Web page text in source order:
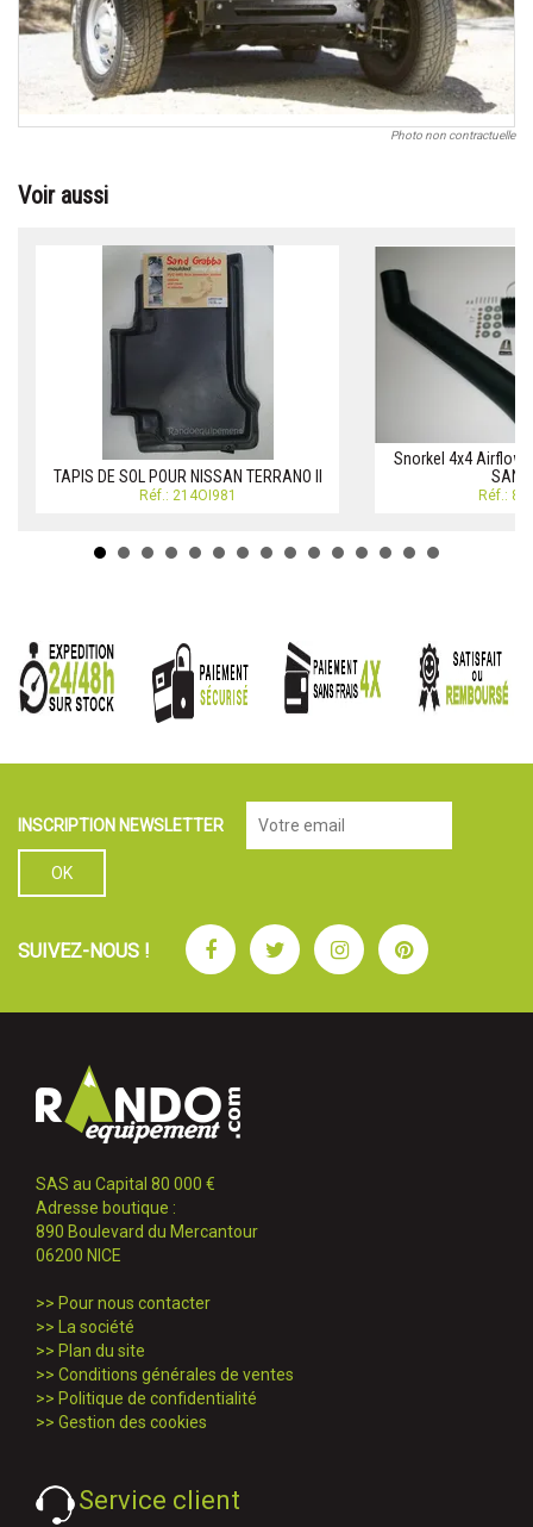
Photo non contractuelle
Voir aussi
TAPIS DE SOL POUR NISSAN TERRANO II
Réf.: 214OI981
Snorkel 4x4 Airflow
Réf.:
INSCRIPTION NEWSLETTER
SUIVEZ-NOUS ! FacebookTwitterInstagramPinterest
SAS au Capital 80 000 €
Adresse boutique :
890 Boulevard du Mercantour
06200 NICE
>> Pour nous contacter
>> La société
>> Plan du site
>> Conditions générales de ventes
>> Politique de confidentialité
>> Gestion des cookies
Service client